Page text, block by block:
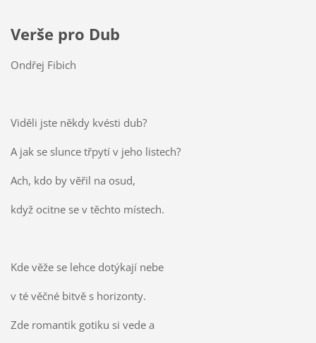
Verše pro Dub
Ondřej Fibich
Viděli jste někdy kvésti dub?
A jak se slunce třpytí v jeho listech?
Ach, kdo by věřil na osud,
když ocitne se v těchto místech.
Kde věže se lehce dotýkají nebe
v té věčné bitvě s horizonty.
Zde romantik gotiku si vede a